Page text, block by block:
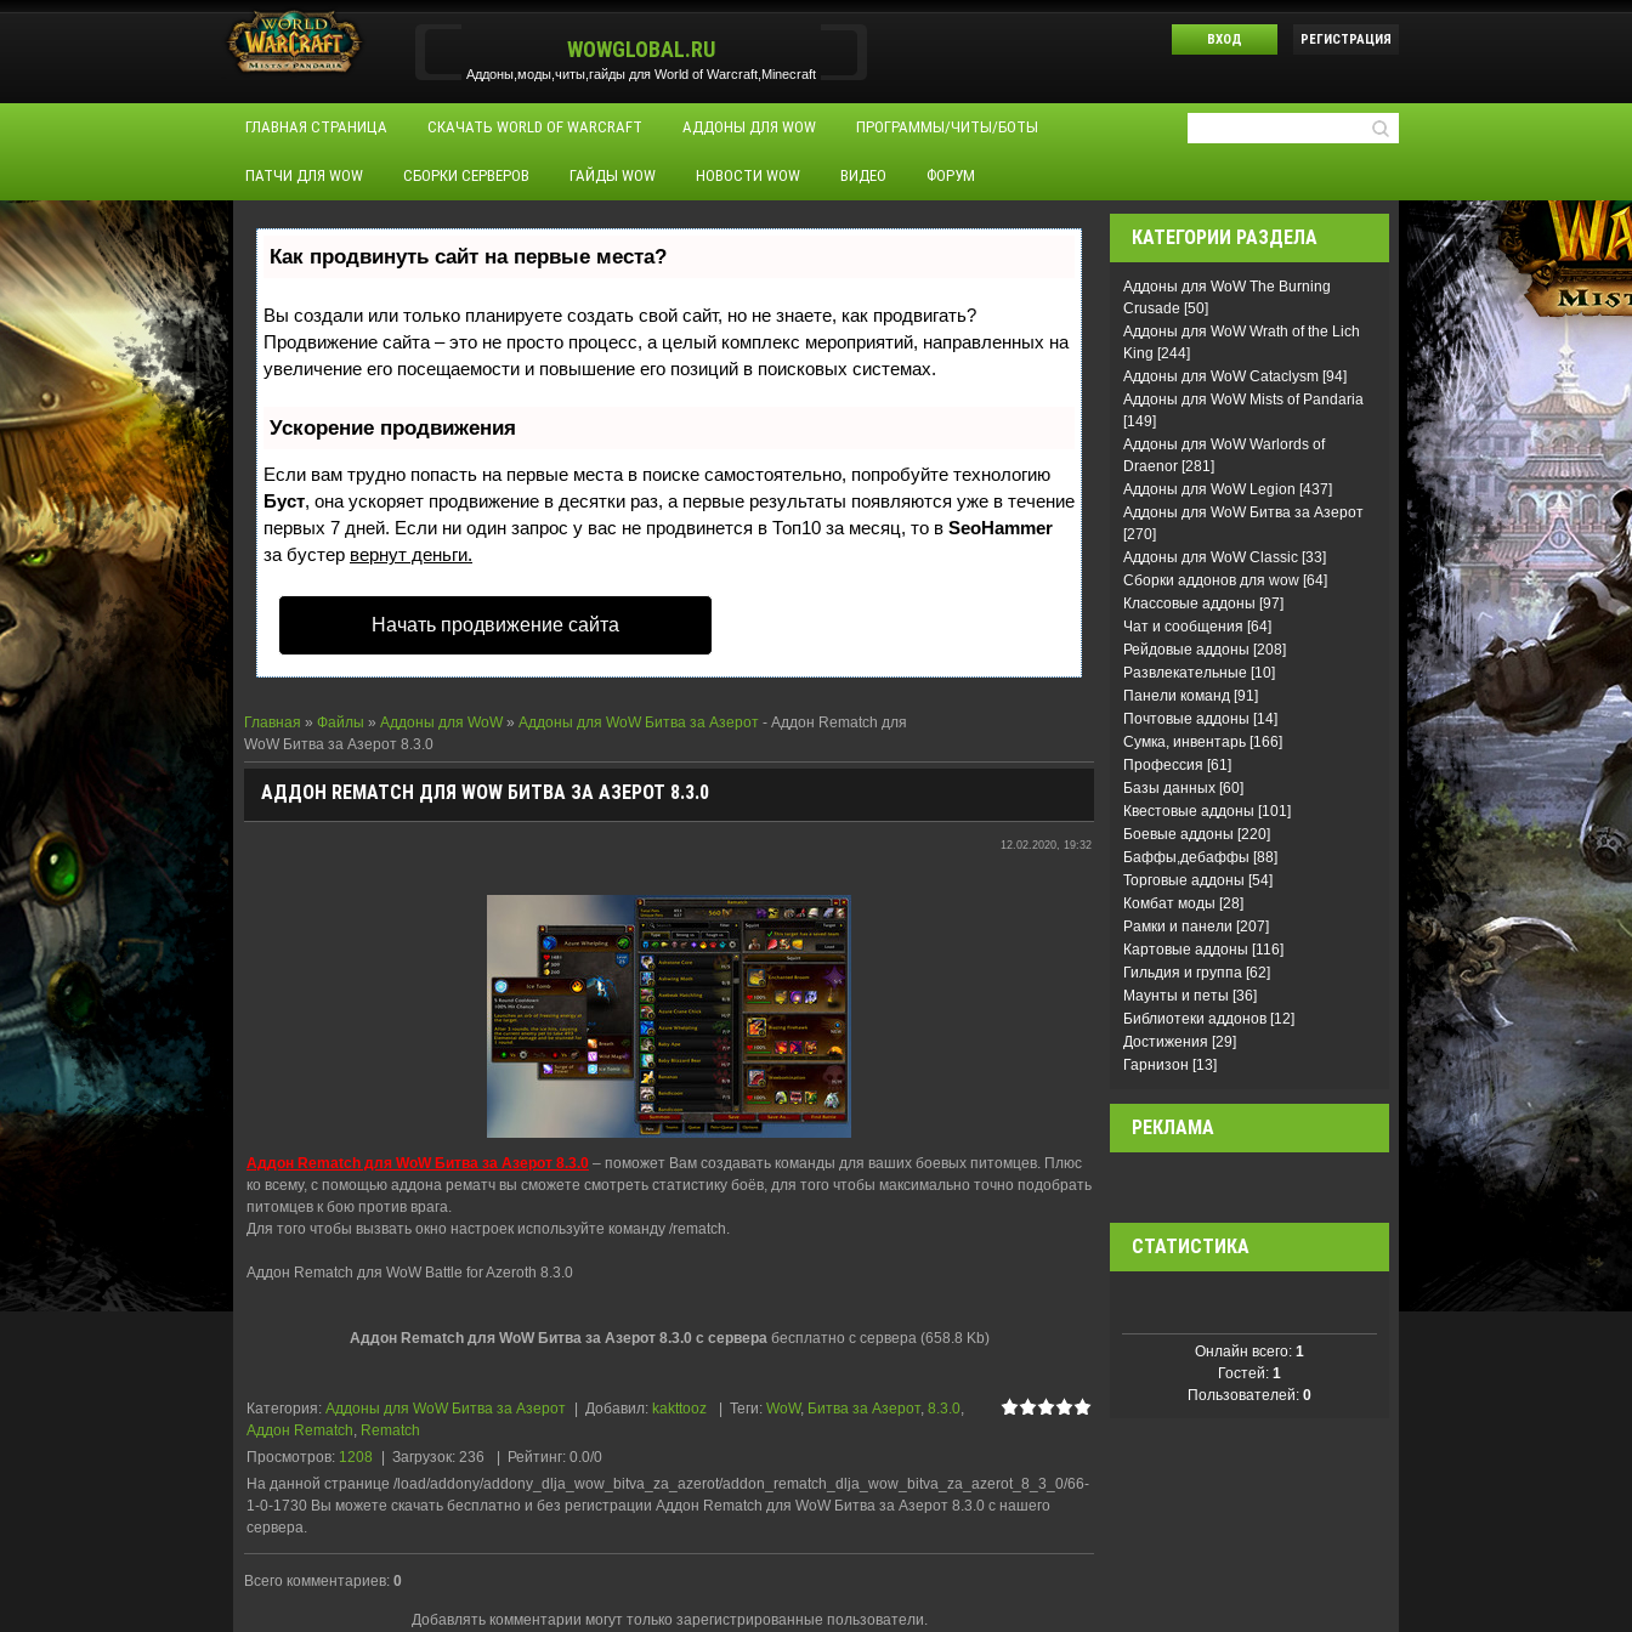
WOWGLOBAL.RU
Аддоны,моды,читы,гайды для World of Warcraft,Minecraft
ВХОД РЕГИСТРАЦИЯ
ГЛАВНАЯ СТРАНИЦА СКАЧАТЬ WORLD OF WARCRAFT АДДОНЫ ДЛЯ WOW ПРОГРАММЫ/ЧИТЫ/БОТЫ
ПАТЧИ ДЛЯ WOW СБОРКИ СЕРВЕРОВ ГАЙДЫ WOW НОВОСТИ WOW ВИДЕО ФОРУМ
Как продвинуть сайт на первые места?
Вы создали или только планируете создать свой сайт, но не знаете, как продвигать?
Продвижение сайта – это не просто процесс, а целый комплекс мероприятий, направленных на
увеличение его посещаемости и повышение его позиций в поисковых системах.
Ускорение продвижения
Если вам трудно попасть на первые места в поиске самостоятельно, попробуйте технологию
Буст, она ускоряет продвижение в десятки раз, а первые результаты появляются уже в течение
первых 7 дней. Если ни один запрос у вас не продвинется в Топ10 за месяц, то в SeoHammer
за бустер вернут деньги.
Начать продвижение сайта
Главная » Файлы » Аддоны для WoW » Аддоны для WoW Битва за Азерот - Аддон Rematch для
WoW Битва за Азерот 8.3.0
АДДОН REMATCH ДЛЯ WOW БИТВА ЗА АЗЕРОТ 8.3.0
12.02.2020, 19:32
Аддон Rematch для WoW Битва за Азерот 8.3.0 – поможет Вам создавать команды для ваших боевых питомцев. Плюс
ко всему, с помощью аддона рематч вы сможете смотреть статистику боёв, для того чтобы максимально точно подобрать
питомцев к бою против врага.
Для того чтобы вызвать окно настроек используйте команду /rematch.
Аддон Rematch для WoW Battle for Azeroth 8.3.0
Аддон Rematch для WoW Битва за Азерот 8.3.0 с сервера бесплатно с сервера (658.8 Kb)
Категория: Аддоны для WoW Битва за Азерот | Добавил: kakttooz | Теги: WoW, Битва за Азерот,8.3.0
Аддон Rematch Rematch
Просмотров: 1208 | Загрузок: 236 | Рейтинг: 0.0/0
На данной странице /load/addony/addony_dlja_wow_bitva_za_azerot/addon_rematch_dlja_wow_bitva_za_azerot_8_3_0/66-
1-0-1730 Вы можете скачать бесплатно и без регистрации Аддон Rematch для WoW Битва за Азерот 8.3.0 с нашего
сервера.
Всего комментариев: 0
Добавлять комментарии могут только зарегистрированные пользователи.
КАТЕГОРИИ РАЗДЕЛА
Аддоны для WoW The Burning
Crusade [50]
Аддоны для WoW Wrath of the Lich
King [244]
Аддоны для WoW Cataclysm [94]
Аддоны для WoW Mists of Pandaria
[149]
Аддоны для WoW Warlords of
Draenor [281]
Аддоны для WoW Legion [437]
Аддоны для WoW Битва за Азерот
[270]
Аддоны для WoW Classic [33]
Сборки аддонов для wow [64]
Классовые аддоны [97]
Чат и сообщения [64]
Рейдовые аддоны [208]
Развлекательные [10]
Панели команд [91]
Почтовые аддоны [14]
Сумка, инвентарь [166]
Профессия [61]
Базы данных [60]
Квестовые аддоны [101]
Боевые аддоны [220]
Баффы,дебаффы [88]
Торговые аддоны [54]
Комбат моды [28]
Рамки и панели [207]
Картовые аддоны [116]
Гильдия и группа [62]
Маунты и петы [36]
Библиотеки аддонов [12]
Достижения [29]
Гарнизон [13]
РЕКЛАМА
СТАТИСТИКА
Онлайн всего: 1
Гостей: 1
Пользователей: 0